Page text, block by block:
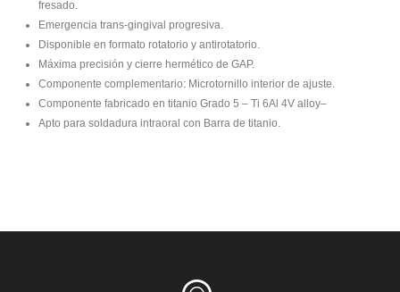
fresado.
Emergencia trans-gingival progresiva.
Disponible en formato rotatorio y antirotatorio.
Máxima precisión y cierre hermético de GAP.
Componente complementario: Microtornillo interior de ajuste.
Componente fabricado en titanio Grado 5 – Ti 6Al 4V alloy–
Apto para soldadura intraoral con Barra de titanio.